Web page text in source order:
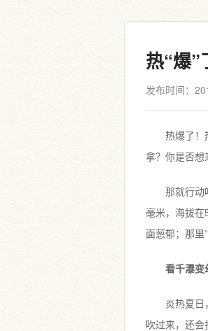
热“爆
发布时间：
热爆了！
拿？你是否想
那就行动
毫米，海拔
面葱郁；那里
看千瀑变
炎热夏日
吹过来，还会